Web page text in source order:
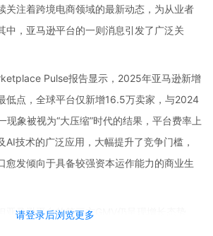
请登录后浏览更多
关注着跨境电商领域的最新动态，为从业者
中，亚马逊平台的一则消息引发了广泛关
Pulse报告显示，2025年亚马逊新增
低点，全球平台仅新增16.5万卖家，与2024
现象被视为“大压缩”时代的结果，平台费率上
AI技术的广泛应用，大幅提升了竞争门槛，
愈发倾向于具备较强资本运作能力的商业生
亚马逊平台的第三方GMV仍呈现增长态势。